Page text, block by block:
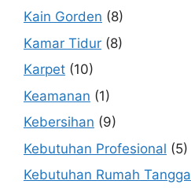
Kain Gorden (8)
Kamar Tidur (8)
Karpet (10)
Keamanan (1)
Kebersihan (9)
Kebutuhan Profesional (5)
Kebutuhan Rumah Tangga